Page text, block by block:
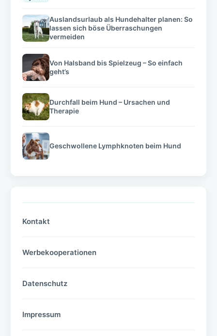
Auslandsurlaub als Hundehalter planen: So
lassen sich böse Überraschungen
vermeiden
Von Halsband bis Spielzeug – So einfach
geht’s
Durchfall beim Hund – Ursachen und
Therapie
Geschwollene Lymphknoten beim Hund
Kontakt
Werbekooperationen
Datenschutz
Impressum